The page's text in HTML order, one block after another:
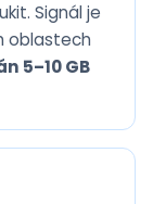
Signál je
oblastech
5–10 GB